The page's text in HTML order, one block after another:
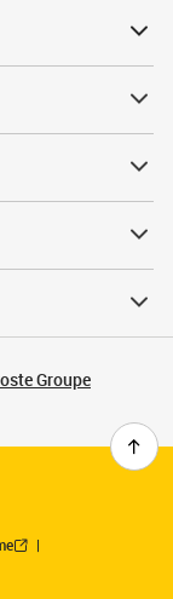
Groupe